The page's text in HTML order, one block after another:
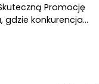
Promocję
gdzie konkurencja…